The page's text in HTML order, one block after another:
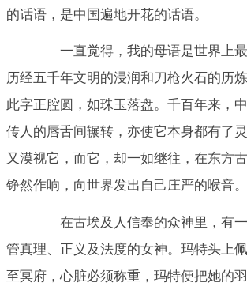
的话语，是中国遍地开花的话语。
一直觉得，我的母语是世界上最
历经五千年文明的浸润和刀枪火石的历
此字正腔圆，如珠玉落盘。千百年来，
传人的唇舌间辗转，亦使它本身都有了
又漠视它，而它，却一如继往，在东方
铮然作响，向世界发出自己庄严的喉音。
在古埃及人信奉的众神里，有一
管真理、正义及法度的女神。玛特头上
至冥府，心脏必须称重，玛特便把她的